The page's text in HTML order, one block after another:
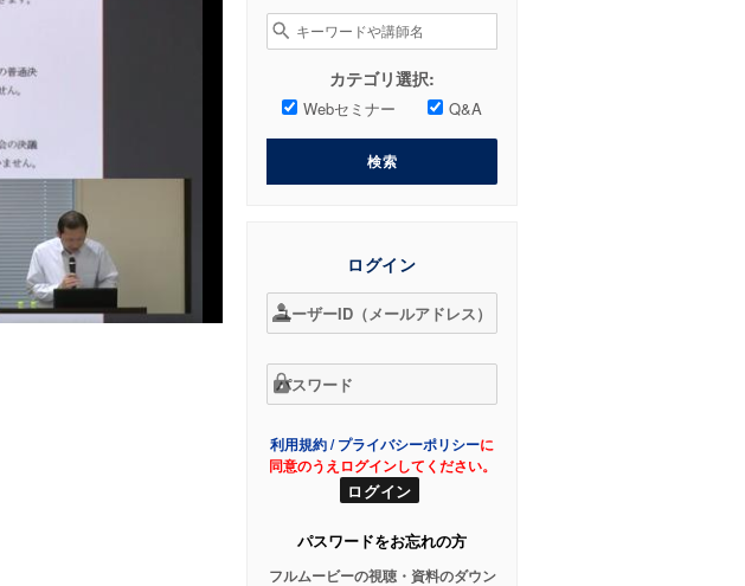
検
索
象:
カテゴリ選択:
Webセミナー Q&A
検索
ログイン
利用規約/プライバシーポリシーに
同意のうえログインしてください。
パスワードをお忘れの方
フルムービーの視聴・資料のダウン